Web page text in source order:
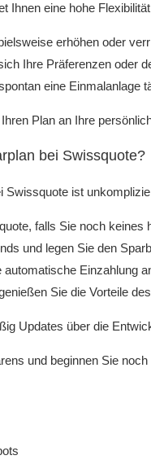
Ihnen eine hohe
erhöhen oder
Ihre Präferenzen oder
eine Einmalanlage
Plan an Ihre
bei Swissquote?
Swissquote ist
falls Sie noch keines
und legen Sie den
Einzahlung
Sie die Vorteile
Updates über die
und beginnen Sie